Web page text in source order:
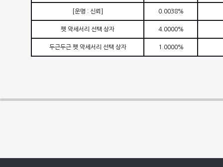
운명 : 신뢰 0.0038%
펫 악세서리 선택 상자 4.0000%
두근두근 펫 악세서리 선택 상자 1.0000%